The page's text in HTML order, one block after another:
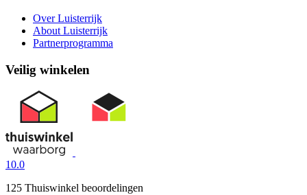
Over Luisterrijk
About Luisterrijk
Partnerprogramma
Veilig winkelen
10.0
125 Thuiswinkel beoordelingen